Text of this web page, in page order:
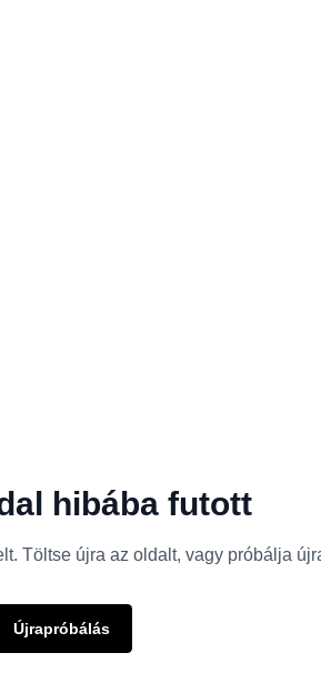
hibába futott
Töltse újra az oldalt, vagy próbálja
Újrapróbálás